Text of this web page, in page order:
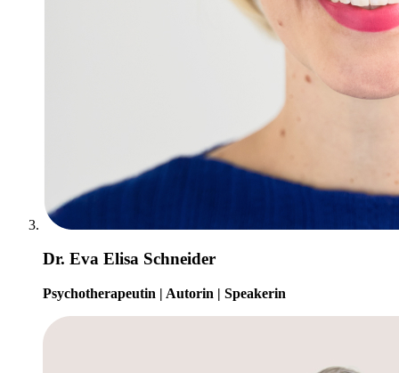
Dr. Eva Elisa Schneider
Psychotherapeutin | Autorin | Speakerin